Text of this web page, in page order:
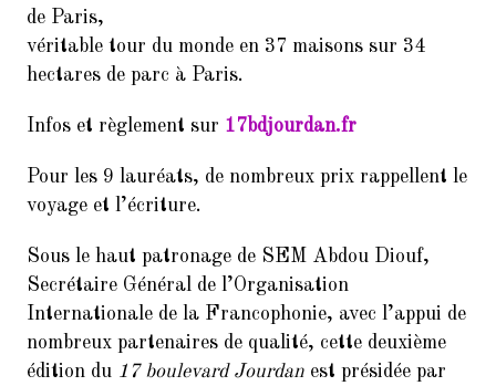
Balades Parisiennes de l’AI –
Paris et ses Passages couverts
(Samedi 17 mars à 10h30)
10. Faire du Sport à la Cité à petit
10ème dictée des mots d’or
(vendredi 23 mars 2018, de 18h
12. Remerciements : Concert du 26
Janvier 2018 en hommage à
Jean Joinet
de Paris,
véritable tour du monde en 37 maisons sur 34
hectares de parc à Paris.
Infos et règlement sur 17bdjourdan.fr
Pour les 9 lauréats, de nombreux prix rappellent le
voyage et l’écriture.
Sous le haut patronage de SEM Abdou Diouf,
Secrétaire Général de l’Organisation
Internationale de la Francophonie, avec l’appui de
nombreux partenaires de qualité, cette deuxième
édition du 17 boulevard Jourdan est présidée par